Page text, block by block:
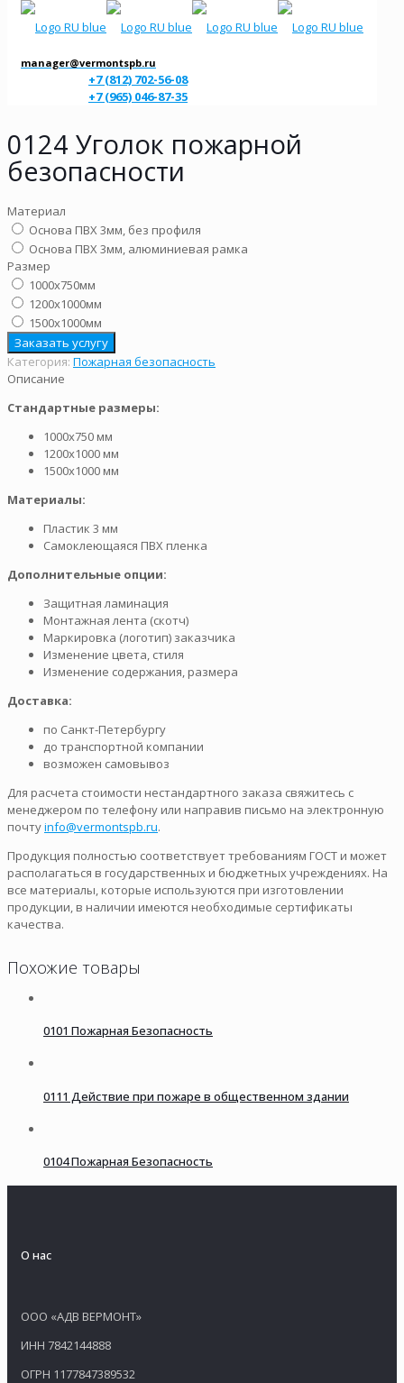
manager@vermontspb.ru
+7 (812) 702-56-08
+7 (965) 046-87-35
0124 Уголок пожарной
безопасности
Материал
Основа ПВХ 3мм, без профиля
Основа ПВХ 3мм, алюминиевая рамка
Размер
1000х750мм
1200х1000мм
1500х1000мм
Заказать услугу
Категория: Пожарная безопасность
Описание
Стандартные размеры:
1000х750 мм
1200х1000 мм
1500х1000 мм
Материалы:
Пластик 3 мм
Самоклеющаяся ПВХ пленка
Дополнительные опции:
Защитная ламинация
Монтажная лента (скотч)
Маркировка (логотип) заказчика
Изменение цвета, стиля
Изменение содержания, размера
Доставка:
по Санкт-Петербургу
до транспортной компании
возможен самовывоз
Для расчета стоимости нестандартного заказа свяжитесь с
менеджером по телефону или направив письмо на электронную
почтуinfo@vermontspb.ru.
Продукция полностью соответствует требованиям ГОСТ и может
располагаться в государственных и бюджетных учреждениях. На
все материалы, которые используются при изготовлении
продукции, в наличии имеются необходимые сертификаты
качества.
Похожие товары
0101 Пожарная Безопасность
0111 Действие при пожаре в общественном здании
0104 Пожарная Безопасность
О нас
ООО «АДВ ВЕРМОНТ»
ИНН 7842144888
ОГРН 1177847389532